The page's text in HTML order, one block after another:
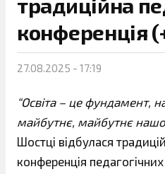
конференція
27.08.2025 - 17:19
“Освіта – це фундамент,
майбутнє, майбутнє
Шостці відбулася
конференція